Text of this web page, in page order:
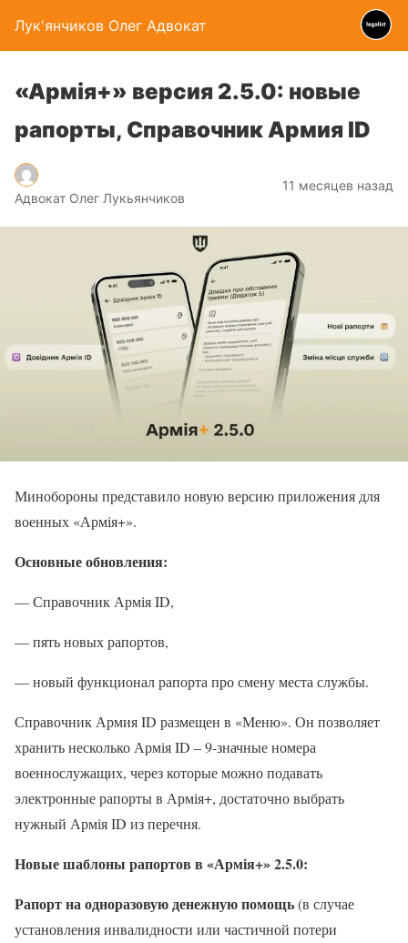
Лук'янчиков Олег Адвокат
«Армія+» версия 2.5.0: новые
рапорты, Справочник Армия ID
Адвокат Олег Лукьянчиков
11 месяцев назад
Минобороны представило новую версию приложения для
военных «Армія+».
Основные обновления:
— Справочник Армія ID,
— пять новых рапортов,
— новый функционал рапорта про смену места службы.
Справочник Армия ID размещен в «Меню». Он позволяет
хранить несколько Армія ID – 9-значные номера
военнослужащих, через которые можно подавать
электронные рапорты в Армія+, достаточно выбрать
нужный Армія ID из перечня.
Новые шаблоны рапортов в «Армія+»2.5.0:
Рапорт на одноразовую денежную помощь(в случае
установления инвалидности или частичной потери